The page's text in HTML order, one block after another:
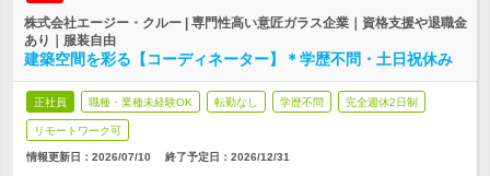
株式会社エージー・クルー | 専門性高い意匠ガラス企業｜資格支援や退職金
あり｜服装自由
建築空間を彩る【コーディネーター】＊学歴不問・土日祝休み
正社員 職種・業種未経験OK 転勤なし 学歴不問 完全週休2日制
リモートワーク可
情報更新日：2026/07/10 終了予定日： 2026/12/31